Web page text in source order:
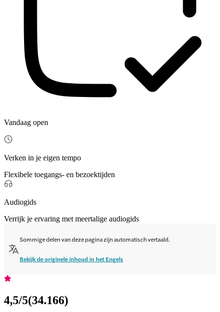
Vandaag open
Verken in je eigen tempo
Flexibele toegangs- en bezoektijden
Audiogids
Verrijk je ervaring met meertalige audiogids
Sommige delen van deze pagina zijn automatisch vertaald.
Bekijk de originele inhoud in het Engels
4,5/5(34.166)